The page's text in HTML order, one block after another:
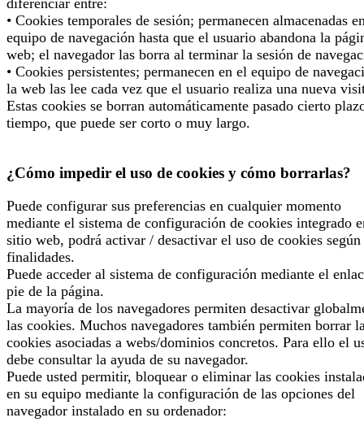
diferenciar entre:
• Cookies temporales de sesión; permanecen almacenadas
equipo de navegación hasta que el usuario abandona la
web; el navegador las borra al terminar la sesión de
• Cookies persistentes; permanecen en el equipo de
la web las lee cada vez que el usuario realiza una nueva
Estas cookies se borran automáticamente pasado cierto
tiempo, que puede ser corto o muy largo.
¿Cómo impedir el uso de cookies y cómo borrarlas?
Puede configurar sus preferencias en cualquier momento
mediante el sistema de configuración de cookies integrado
sitio web, podrá activar / desactivar el uso de cookies según
finalidades.
Puede acceder al sistema de configuración mediante el
pie de la página.
La mayoría de los navegadores permiten desactivar
las cookies. Muchos navegadores también permiten borrar
cookies asociadas a webs/dominios concretos. Para ello el
debe consultar la ayuda de su navegador.
Puede usted permitir, bloquear o eliminar las cookies
en su equipo mediante la configuración de las opciones del
navegador instalado en su ordenador: